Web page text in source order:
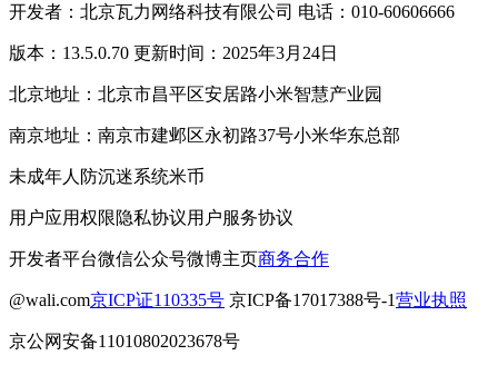
开发者：北京瓦力网络科技有限公司 电话：010-60606666
版本：13.5.0.70 更新时间：2025年3月24日
北京地址：北京市昌平区安居路小米智慧产业园
南京地址：南京市建邺区永初路37号小米华东总部
未成年人防沉迷系统米币
用户应用权限隐私协议用户服务协议
开发者平台微信公众号微博主页商务合作
@wali.com京ICP证110335号 京ICP备17017388号-1营业执照
京公网安备11010802023678号